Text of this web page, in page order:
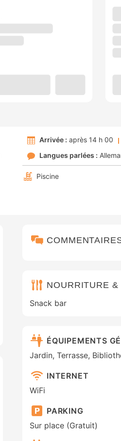
Arrivée : après 14 h 00
Langues parlées :
Piscine
NOURRITURE
Snack bar
ÉQUIPEMENTS
Jardin, Terrasse,
INTERNET
WiFi
PARKING
Sur place (Gratuit)